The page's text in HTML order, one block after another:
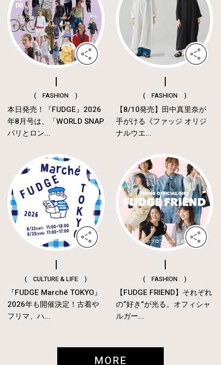
( FASHION )
本日発売！『FUDGE』2026
年8月号は、「WORLD SNAP
パリとロン...
( FASHION )
【8/10発売】田中真里奈が
手がける《ファッジ オリジ
ナルウエ...
( CULTURE & LIFE )
『FUDGE Marché TOKYO』
2026年も開催決定！古着や
フリマ、ハ...
( FASHION )
【FUDGE FRIEND】それぞれ
の“好き”が光る。オフィシャ
ルガー...
MORE